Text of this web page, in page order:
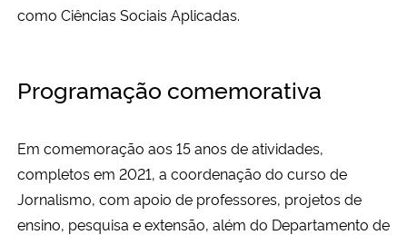
Planalto
como Ciências Sociais Aplicadas.
Programação comemorativa
Em comemoração aos 15 anos de atividades,
completos em 2021, a coordenação do curso de
Jornalismo, com apoio de professores, projetos de
ensino, pesquisa e extensão, além do Departamento de